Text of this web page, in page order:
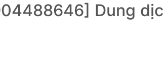
Dung